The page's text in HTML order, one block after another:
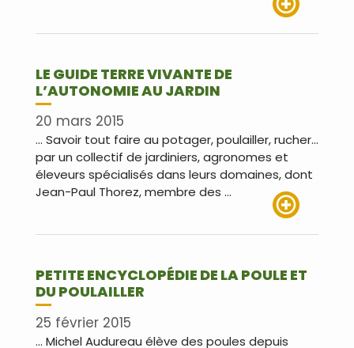
LE GUIDE TERRE VIVANTE DE
L’AUTONOMIE AU JARDIN
20 mars 2015
… Savoir tout faire au potager, poulailler, rucher…
par un collectif de jardiniers, agronomes et
éleveurs spécialisés dans leurs domaines, dont
Jean-Paul Thorez, membre des …
PETITE ENCYCLOPÉDIE DE LA POULE ET
DU POULAILLER
25 février 2015
… Michel Audureau élève des poules depuis